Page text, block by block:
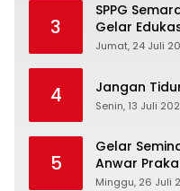
3
SPPG
Gelar
Peringati
Jumat, 24 Juli
4 Jangan
Senin, 13 Juli
5
Gelar
Anwar
di Logung
Minggu, 26 Juli